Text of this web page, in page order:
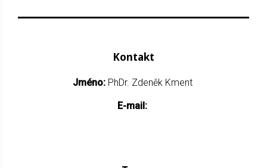
Kontakt
Jméno: PhDr. Zdeněk Kment
E-mail: